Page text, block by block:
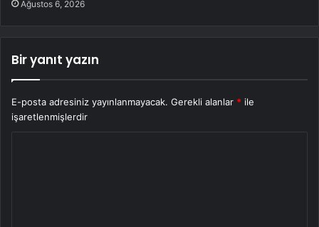
Ağustos 6, 2026
Bir yanıt yazın
E-posta adresiniz yayınlanmayacak. Gerekli alanlar * ile
işaretlenmişlerdir